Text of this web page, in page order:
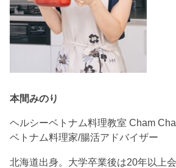
本間みのり
ヘルシーベトナム料理教室 Cham
ベトナム料理家/腸活アドバイザー
北海道出身。大学卒業後は20年以上